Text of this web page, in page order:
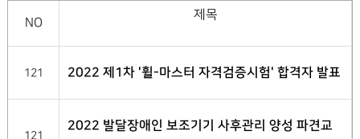
NO
제목
121 2022 제1차 '휠-마스터 자격검증시험' 합격자 발표
121
2022 발달장애인 보조기기 사후관리 양성 파견교